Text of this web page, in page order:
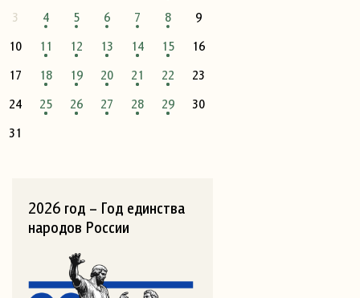
3
4 5 6 7 8
9
10
11 12 13 14 15
16
17
18 19 20 21 22
23
24
25 26 27 28 29
30
31
2026 год – Год единства
народов России